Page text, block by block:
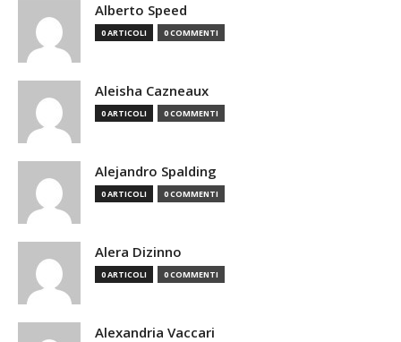
Alberto Speed
0 ARTICOLI 0 COMMENTI
Aleisha Cazneaux
0 ARTICOLI 0 COMMENTI
Alejandro Spalding
0 ARTICOLI 0 COMMENTI
Alera Dizinno
0 ARTICOLI 0 COMMENTI
Alexandria Vaccari